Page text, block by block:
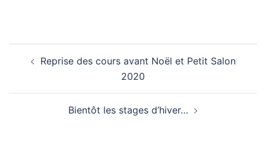
d’articleReprise des cours avant Noël et Petit Salon
2020
Bientôt les stages d’hiver…